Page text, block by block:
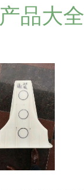
产品大全